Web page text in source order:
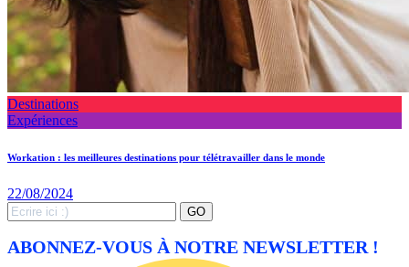
Destinations
Expériences
Workation : les meilleures destinations pour télétravailler dans le monde
22/08/2024
Search
for:
GO
ABONNEZ-VOUS À NOTRE NEWSLETTER !